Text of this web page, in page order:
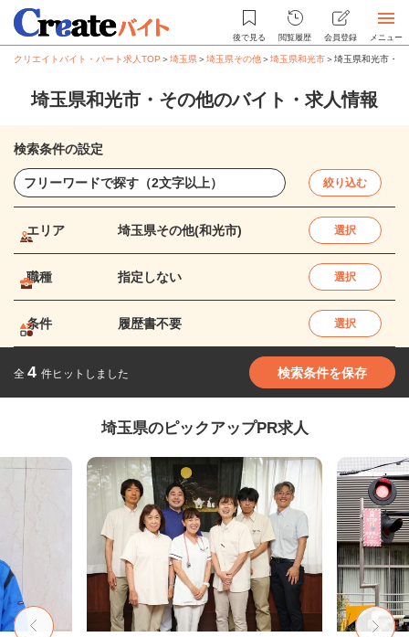
後で見る 閲覧履歴 会員登録 メニュー
クリエイトバイト・パート求人TOP ＞埼玉県＞埼玉県その他＞埼玉県和光市＞埼玉県和光市・
埼玉県和光市・その他のバイト・求人情報
検索条件の設定
絞り込む
エリア 埼玉県その他(和光市) 選択
職種 指定しない 選択
条件 履歴書不要 選択
全 4 件ヒットしました 検索条件を保存
埼玉県のピックアップPR求人